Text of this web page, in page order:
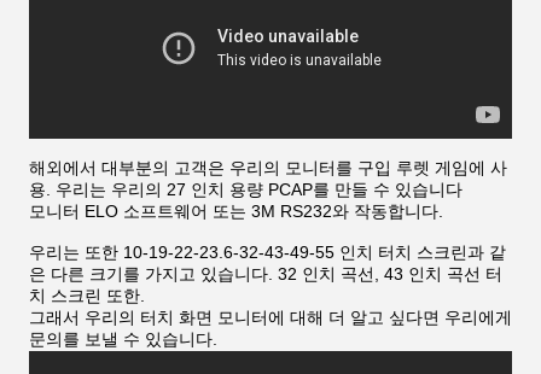
해외에서 대부분의 고객은 우리의 모니터를 구입 루렛 게임에 사
용. 우리는 우리의 27 인치 용량 PCAP를 만들 수 있습니다
모니터 ELO 소프트웨어 또는 3M RS232와 작동합니다.
우리는 또한 10-19-22-23.6-32-43-49-55 인치 터치 스크린과 같
은 다른 크기를 가지고 있습니다. 32 인치 곡선, 43 인치 곡선 터
치 스크린 또한.
그래서 우리의 터치 화면 모니터에 대해 더 알고 싶다면 우리에게
문의를 보낼 수 있습니다.